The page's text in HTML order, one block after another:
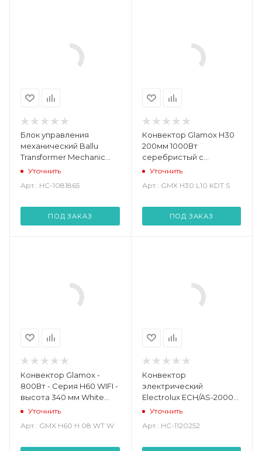
Блок управления
механический Ballu
Transformer Mechanic
BCT/EVU-M (НС-1081865)
Уточнить
Арт.: НС-1081865
ПОД ЗАКАЗ
Конвектор Glamox H30
200мм 1000Вт
серебристый с
термостатом DT (GMX
Уточнить
Арт.: GMX H30 L10 KDT S
ПОД ЗАКАЗ
Конвектор Glamox -
800Вт - Серия H60 WIFI -
высота 340 мм White
WiFi (GMX H60 H 08 WT
Уточнить
Арт.: GMX H60 H 08 WT W
Конвектор
электрический
Electrolux ECH/AS-2000
MR (ECH/AS-2000 MR)
Уточнить
Арт.: НС-1120252